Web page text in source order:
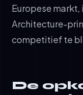
Europese markt,
Architecture-
competitief te
De